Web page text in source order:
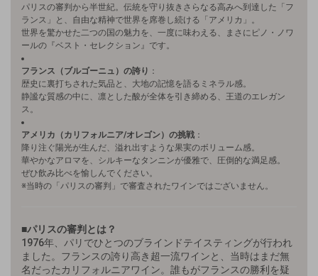
パリスの審判から半世紀。伝統を守り抜きさらなる高みへ到達した「フ
ランス」と、自由な精神で世界を席巻し続ける「アメリカ」。
世界を驚かせた二つの国の魅力を、一度に味わえる、まさにピノ・ノワ
ールの『ベスト・セレクション』です。
フランス（ブルゴーニュ）の誇り ：
歴史に裏打ちされた気品と、大地の記憶を語るミネラル感。
静謐な質感の中に、凛とした酸が全体を引き締める、王道のエレガン
ス。
アメリカ（カリフォルニア/オレゴン）の挑戦 ：
降り注ぐ陽光が生んだ、溢れ出すような果実のボリューム感。
華やかなアロマを、シルキーなタンニンが優雅で、圧倒的な満足感。
ぜひ飲み比べを愉しんでください。
※当時の「パリスの審判」で審査されたワインではございません。
■パリスの審判とは？
1976年、パリでひとつのブラインドテイスティングが行われ
ました。フランスの誇り高き超一流ワインと、当時はまだ無
名だったカリフォルニアワイン。誰もがフランスの勝利を疑